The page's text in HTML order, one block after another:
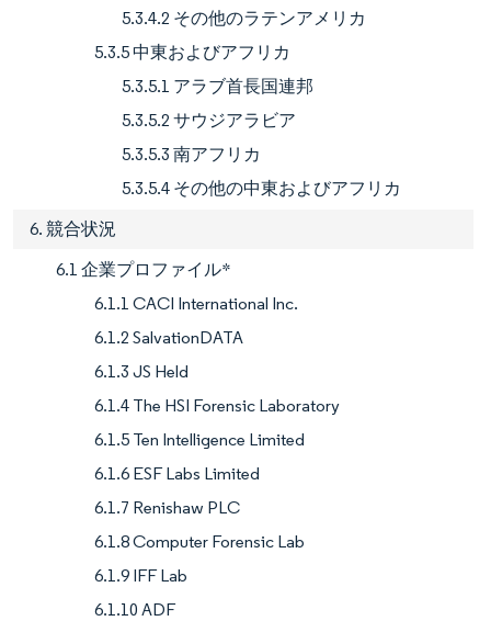
5.3.4.2 その他のラテンアメリカ
5.3.5 中東およびアフリカ
5.3.5.1 アラブ首長国連邦
5.3.5.2 サウジアラビア
5.3.5.3 南アフリカ
5.3.5.4 その他の中東およびアフリカ
6. 競合状況
6.1 企業プロファイル*
6.1.1 CACI International Inc.
6.1.2 SalvationDATA
6.1.3 JS Held
6.1.4 The HSI Forensic Laboratory
6.1.5 Ten Intelligence Limited
6.1.6 ESF Labs Limited
6.1.7 Renishaw PLC
6.1.8 Computer Forensic Lab
6.1.9 IFF Lab
6.1.10 ADF